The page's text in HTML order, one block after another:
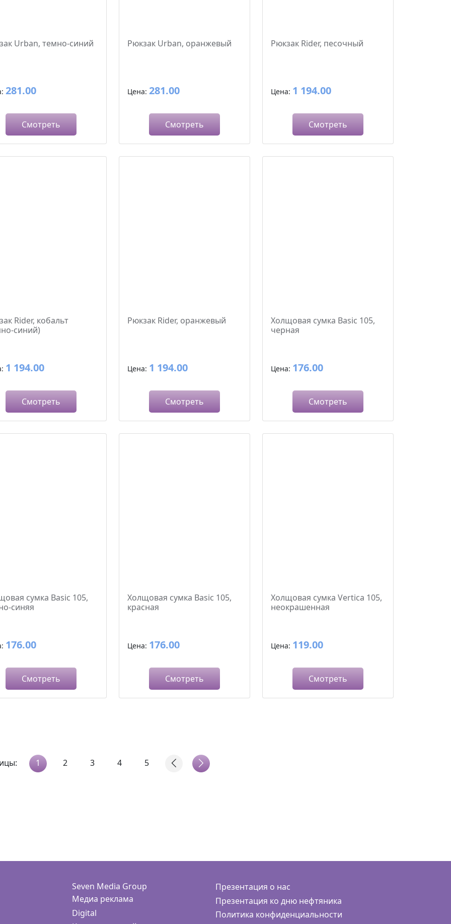
Urban, темно-синий
281.00
Смотреть
Рюкзак Urban, оранжевый
Цена: 281.00
Смотреть
Рюкзак Rider, песочный
Цена: 1 194.00
Смотреть
Rider, кобальт
синий)
1 194.00
Смотреть
Рюкзак Rider, оранжевый
Цена: 1 194.00
Смотреть
Холщовая сумка Basic 105,
черная
Цена: 176.00
Смотреть
сумка Basic 105,
синяя
176.00
Смотреть
Холщовая сумка Basic 105,
красная
Цена: 176.00
Смотреть
Холщовая сумка Vertica 105,
неокрашенная
Цена: 119.00
Смотреть
1 2 3 4 5
Seven Media Group
Медиа реклама
Digital
Презентация о нас
Презентация ко дню нефтяника
Политика конфиденциальности